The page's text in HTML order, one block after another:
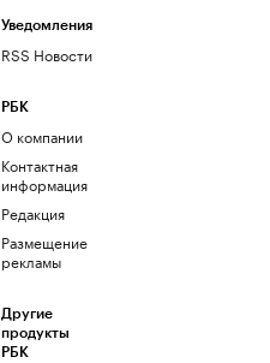
Уведомления
RSS Новости
РБК
О компании
Контактная
информация
Редакция
Размещение
рекламы
Другие
продукты
РБК